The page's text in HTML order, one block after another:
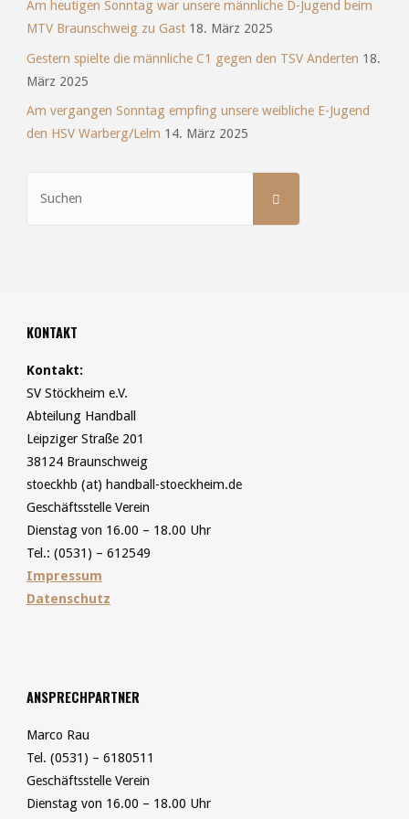
Am heutigen Sonntag war unsere männliche D-Jugend beim
MTV Braunschweig zu Gast 18. März 2025
Gestern spielte die männliche C1 gegen den TSV Anderten 18.
März 2025
Am vergangen Sonntag empfing unsere weibliche E-Jugend
den HSV Warberg/Lelm 14. März 2025
SUCHEN
KONTAKT
Kontakt:
SV Stöckheim e.V.
Abteilung Handball
Leipziger Straße 201
38124 Braunschweig
stoeckhb (at) handball-stoeckheim.de
Geschäftsstelle Verein
Dienstag von 16.00 – 18.00 Uhr
Tel.: (0531) – 612549
Impressum
Datenschutz
ANSPRECHPARTNER
Marco Rau
Tel. (0531) – 6180511
Geschäftsstelle Verein
Dienstag von 16.00 – 18.00 Uhr